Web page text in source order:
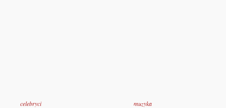
celebryci muzyka